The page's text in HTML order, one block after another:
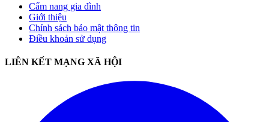
Cẩm nang gia đình
Giới thiệu
Chính sách bảo mật thông tin
Điều khoản sử dụng
LIÊN KẾT MẠNG XÃ HỘI